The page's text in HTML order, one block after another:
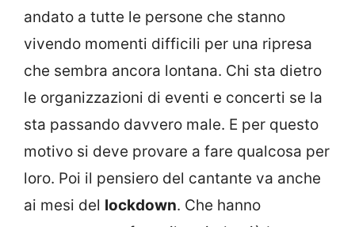
andato a tutte le persone che stanno
vivendo momenti difficili per una ripresa
che sembra ancora lontana. Chi sta dietro
le organizzazioni di eventi e concerti se la
sta passando davvero male. E per questo
motivo si deve provare a fare qualcosa per
loro. Poi il pensiero del cantante va anche
ai mesi del lockdown. Che hanno